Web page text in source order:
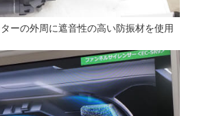
ーの外周に遮音性の高い防振材を使用